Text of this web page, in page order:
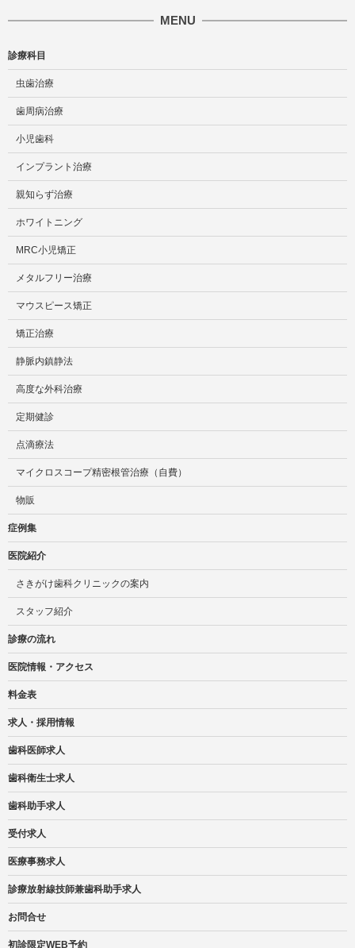
MENU
診療科目
虫歯治療
歯周病治療
小児歯科
インプラント治療
親知らず治療
ホワイトニング
MRC小児矯正
メタルフリー治療
マウスピース矯正
矯正治療
静脈内鎮静法
高度な外科治療
定期健診
点滴療法
マイクロスコープ精密根管治療（自費）
物販
症例集
医院紹介
さきがけ歯科クリニックの案内
スタッフ紹介
診療の流れ
医院情報・アクセス
料金表
求人・採用情報
歯科医師求人
歯科衛生士求人
歯科助手求人
受付求人
医療事務求人
診療放射線技師兼歯科助手求人
お問合せ
初診限定WEB予約